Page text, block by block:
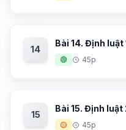
14
Bài 14. Định luật
🟢 45p
15
Bài 15. Định luật
🟡 45p